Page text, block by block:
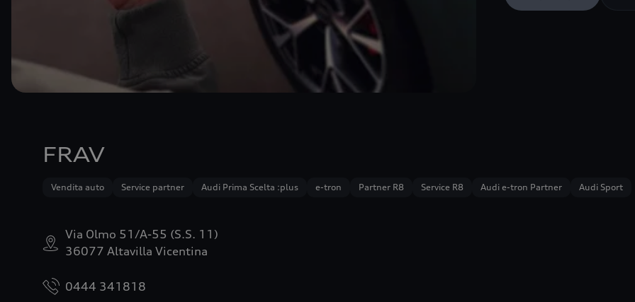
FRAV
Vendita auto Service partner Audi Prima Scelta :plus e-tron Partner R8 Service R8 Audi e-tron Partner Audi Sport
Via Olmo 51/A-55 (S.S. 11)
36077 Altavilla Vicentina
0444 341818